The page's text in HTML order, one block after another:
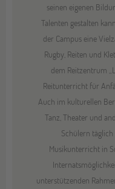
seinen eigenen
Talenten gestalten
der Campus eine
Rugby, Reiten und
dem Reitzentrum
Reitunterricht für
Auch im kulturellen
Tanz, Theater und
Schülern
Musikunterricht in
unterstützenden